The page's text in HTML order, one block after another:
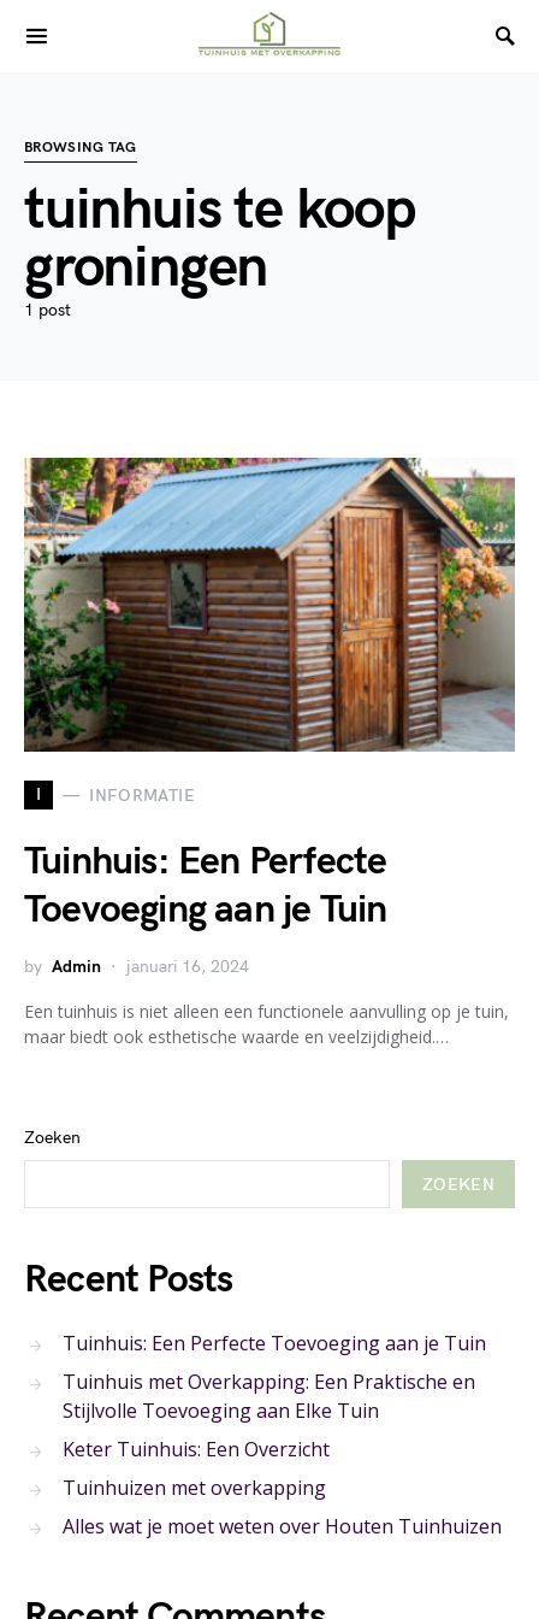
BROWSING TAG
tuinhuis te koop
groningen
1 post
I INFORMATIE
Tuinhuis: Een Perfecte
Toevoeging aan je Tuin
by Admin januari 16, 2024
Een tuinhuis is niet alleen een functionele aanvulling op je tuin,
maar biedt ook esthetische waarde en veelzijdigheid.…
Zoeken
ZOEKEN
Recent Posts
Tuinhuis: Een Perfecte Toevoeging aan je Tuin
Tuinhuis met Overkapping: Een Praktische en
Stijlvolle Toevoeging aan Elke Tuin
Keter Tuinhuis: Een Overzicht
Tuinhuizen met overkapping
Alles wat je moet weten over Houten Tuinhuizen